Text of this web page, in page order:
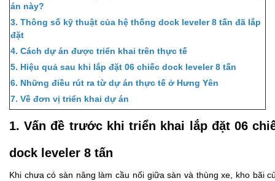
án này?
3. Thông số kỹ thuật của hệ thống dock leveler 8 tấn đã lắp
đặt
4. Cách dự án được triển khai trên thực tế
5. Hiệu quả sau khi lắp đặt 06 chiếc dock leveler 8 tấn
6. Những điều rút ra từ dự án thực tế ở Hưng Yên
7. Về đơn vị triển khai dự án
1. Vấn đề trước khi triển khai lắp đặt 06
dock leveler 8 tấn
Khi chưa có sàn nâng làm cầu nối giữa sàn và thùng xe, kho bãi